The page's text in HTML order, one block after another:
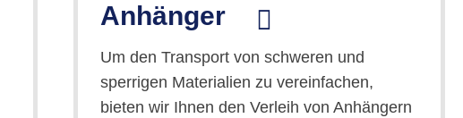
Anhänger
Um den Transport von schweren und
sperrigen Materialien zu vereinfachen,
bieten wir Ihnen den Verleih von Anhängern